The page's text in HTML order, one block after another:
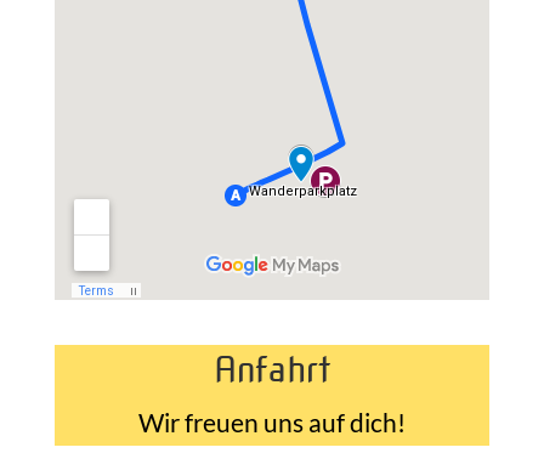
Anfahrt
Wir freuen uns auf dich!